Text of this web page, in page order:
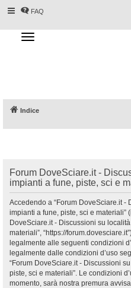
FAQ
T
o
g
a
t
Indice
Forum DoveSciare.it -
impianti a fune, piste, sci e
Accedendo a “Forum DoveSciare.it
impianti a fune, piste, sci e materiali”
DoveSciare.it - Discussioni su
materiali”, “https://
legalmente alle seguenti condizioni
legalmente dalle condizioni d’uso
“Forum DoveSciare.it - Discussioni
piste, sci e materiali”. Le condizioni
momento, sarà nostra premura